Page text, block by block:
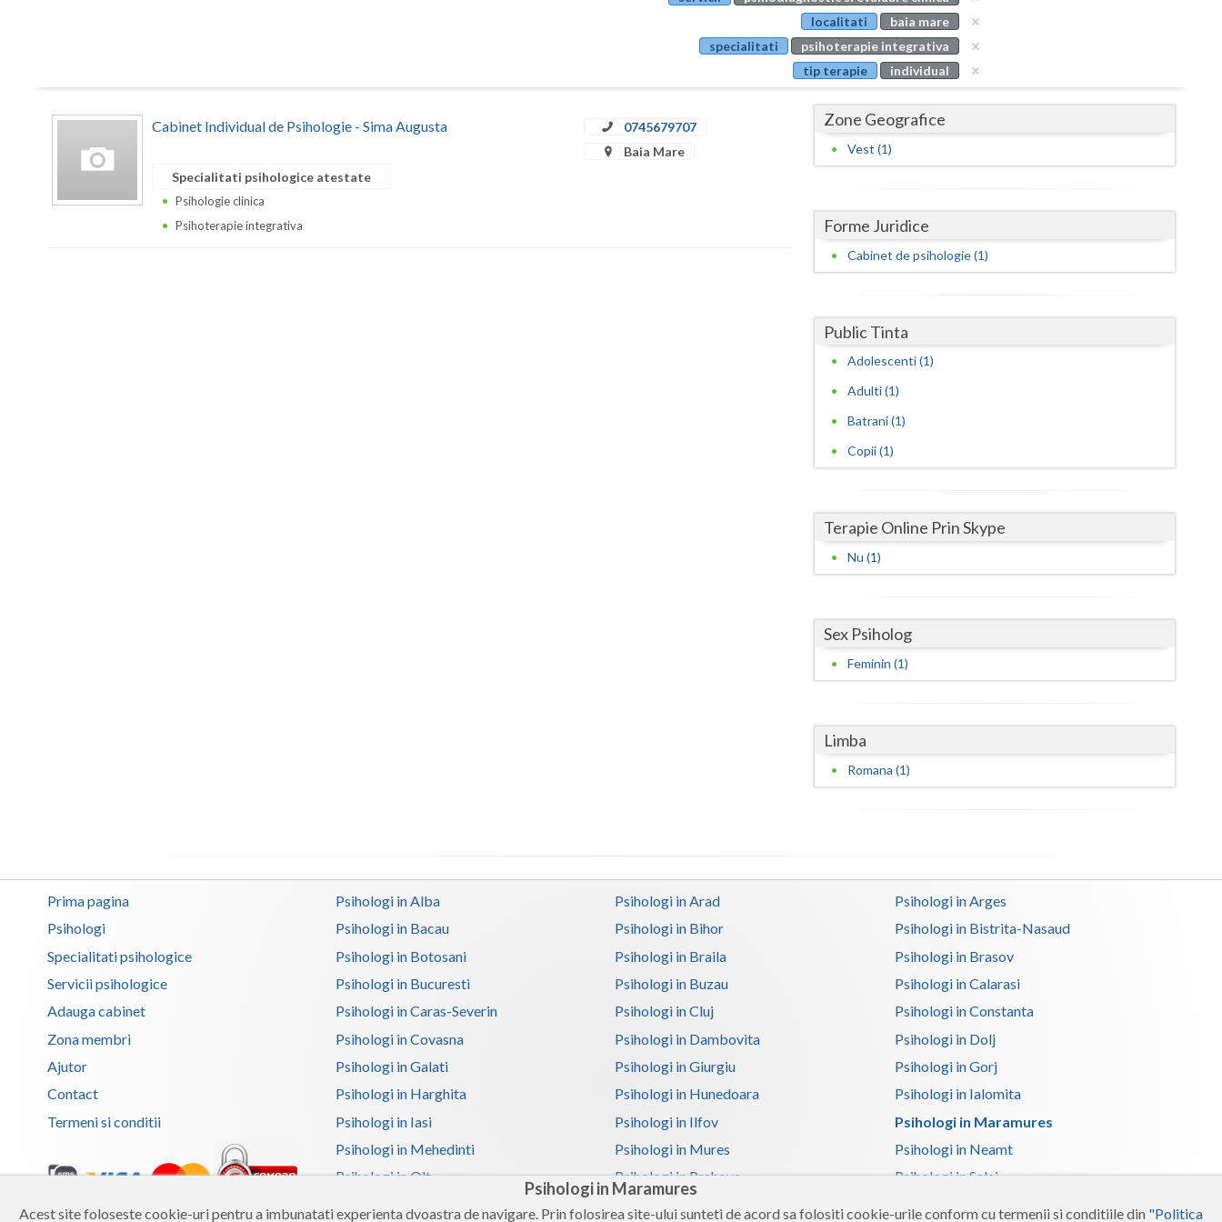
Psihologi in Maramures
Acest site foloseste cookie-uri pentru a imbunatati experienta dvoastra de navigare. Prin folosirea site-ului sunteti de acord sa folositi cookie-urile conform cu termenii si conditiile din "Politica
Buzau
Calarasi
Caras-Severin
Dolj
Iasi
Sibiu
Suceava
Teleorman
Timis
Valcea
Vaslui
localitati
baia mare
specialitati
psihoterapie integrativa
tip terapie
individual
Cabinet Individual de Psihologie - Sima Augusta
0745679707
Baia Mare
Specialitati psihologice atestate
Psihologie clinica
Psihoterapie integrativa
Zone Geografice
Vest (1)
Forme Juridice
Cabinet de psihologie (1)
Public Tinta
Adolescenti (1)
Adulti (1)
Batrani (1)
Copii (1)
Terapie Online Prin Skype
Nu (1)
Sex Psiholog
Feminin (1)
Limba
Romana (1)
Prima pagina
Psihologi
Specialitati psihologice
Servicii psihologice
Adauga cabinet
Zona membri
Ajutor
Contact
Termeni si conditii
Copyright 2026 Reframing SRL
Psihologi in Alba Psihologi in Arad
Psihologi in Arges
Psihologi in Bacau
Psihologi in Bihor
Psihologi in Bistrita-Nasaud
Psihologi in Botosani
Psihologi in Braila
Psihologi in Brasov
Psihologi in Bucuresti
Psihologi in Buzau
Psihologi in Calarasi
Psihologi in Caras-Severin
Psihologi in Cluj
Psihologi in Constanta
Psihologi in Covasna
Psihologi in Dambovita
Psihologi in Dolj
Psihologi in Galati
Psihologi in Giurgiu
Psihologi in Gorj
Psihologi in Harghita
Psihologi in Hunedoara
Psihologi in Ialomita
Psihologi in Iasi
Psihologi in Ilfov
Psihologi in Maramures
Psihologi in Mehedinti
Psihologi in Mures
Psihologi in Neamt
Psihologi in Olt
Psihologi in Prahova
Psihologi in Salaj